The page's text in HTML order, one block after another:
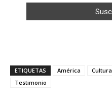
ETIQUETAS América Cultura
Testimonio